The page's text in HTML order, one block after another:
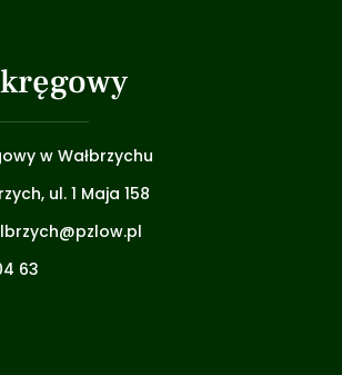
w Wałbrzychu
ul. 1 Maja 158
63